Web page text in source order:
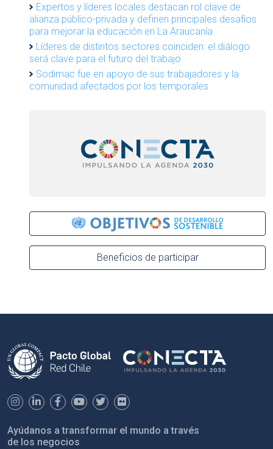
Expertos y líderes locales destacan rol clave de
alianza público-privada y definen principales desafíos
para mejorar la educación en La Araucanía
Líderes de distintos sectores coinciden: el diálogo
será clave para el futuro del trabajo
Sodimac fue en apoyo de sus trabajadores y la
comunidad afectados por los temporales
Beneficios de participar
Ayúdanos a transformar el mundo a través
de los negocios